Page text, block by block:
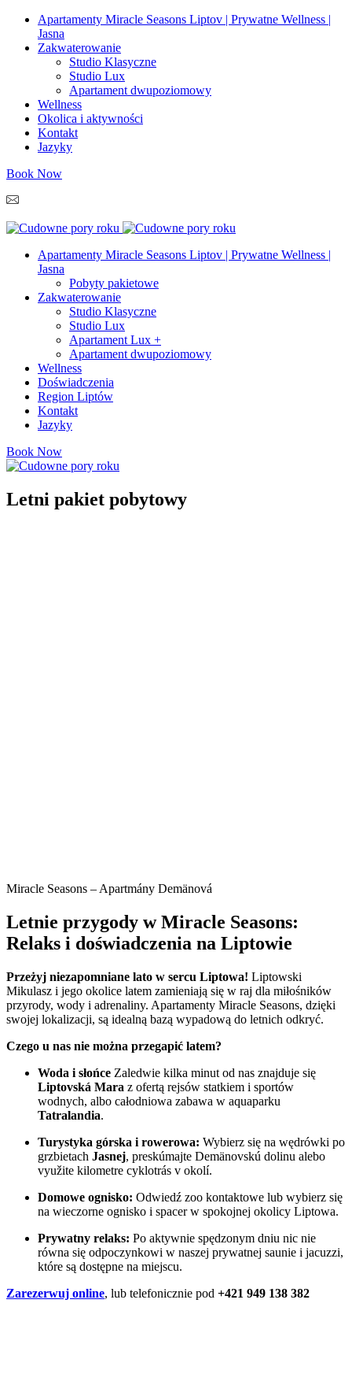
Apartamenty Miracle Seasons Liptov | Prywatne Wellness |
Jasna
Zakwaterowanie
Studio Klasyczne
Studio Lux
Apartament dwupoziomowy
Wellness
Okolica i aktywności
Kontakt
Jazyky
Book Now
Apartamenty Miracle Seasons Liptov | Prywatne Wellness |
Jasna
Pobyty pakietowe
Zakwaterowanie
Studio Klasyczne
Studio Lux
Apartament Lux +
Apartament dwupoziomowy
Wellness
Doświadczenia
Region Liptów
Kontakt
Jazyky
Book Now
Letni pakiet pobytowy
Miracle Seasons – Apartmány Demänová
Letnie przygody w Miracle Seasons:
Relaks i doświadczenia na Liptowie
Przeżyj niezapomniane lato w sercu Liptowa! Liptowski
Mikulasz i jego okolice latem zamieniają się w raj dla miłośników
przyrody, wody i adrenaliny. Apartamenty Miracle Seasons, dzięki
swojej lokalizacji, są idealną bazą wypadową do letnich odkryć.
Czego u nas nie można przegapić latem?
Woda i słońce Zaledwie kilka minut od nas znajduje się
Liptovská Mara z ofertą rejsów statkiem i sportów
wodnych, albo całodniowa zabawa w aquaparku
Tatralandia.
Turystyka górska i rowerowa: Wybierz się na wędrówki po
grzbietach Jasnej, preskúmajte Demänovskú dolinu alebo
využite kilometre cyklotrás v okolí.
Domowe ognisko: Odwiedź zoo kontaktowe lub wybierz się
na wieczorne ognisko i spacer w spokojnej okolicy Liptowa.
Prywatny relaks: Po aktywnie spędzonym dniu nic nie
równa się odpoczynkowi w naszej prywatnej saunie i jacuzzi,
które są dostępne na miejscu.
Zarezerwuj online, lub telefonicznie pod +421 949 138 382